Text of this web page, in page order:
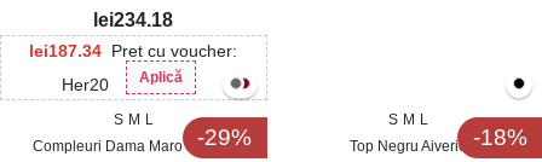
lei187.34 Pret cu voucher:
Her20
Aplică
lei234.18
-29%
S M L
Compleuri Dama Maro Justine
-18%
S M L
Top Negru Aiverie